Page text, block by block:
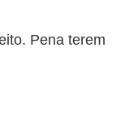
Pena terem